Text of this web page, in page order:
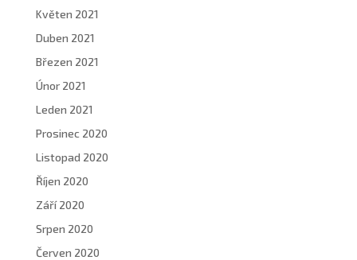
Květen 2021
Duben 2021
Březen 2021
Únor 2021
Leden 2021
Prosinec 2020
Listopad 2020
Říjen 2020
Září 2020
Srpen 2020
Červen 2020